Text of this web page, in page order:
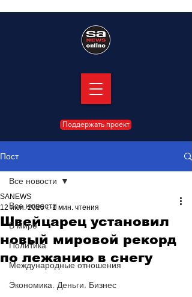
Поддержать проект
Пост
Все новости
В мире
Политика
Международные отношения
Экономика. Деньги. Бизнес
Все новости
Швейцарец установил
новый мировой рекорд
по лежанию в снегу
SANEWS
12 июн. 2025 г. 1 мин. чтения